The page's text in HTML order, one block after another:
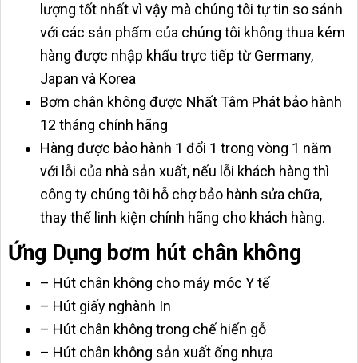
lượng tốt nhất vì vậy mà chúng tôi tự tin so sánh
với các sản phẩm của chúng tôi không thua kém
hàng được nhập khẩu trực tiếp từ Germany,
Japan và Korea
Bơm chân không được Nhất Tâm Phát bảo hành
12 tháng chính hãng
Hàng được bảo hành 1 đổi 1 trong vòng 1 năm
với lỗi của nhà sản xuất, nếu lỗi khách hàng thì
công ty chúng tôi hỗ chợ bảo hành sửa chữa,
thay thế linh kiện chính hãng cho khách hàng.
Ứng Dụng bơm hút chân không
– Hút chân không cho máy móc Y tế
– Hút giấy nghành In
– Hút chân không trong chế hiến gỗ
– Hút chân không sản xuất ống nhựa